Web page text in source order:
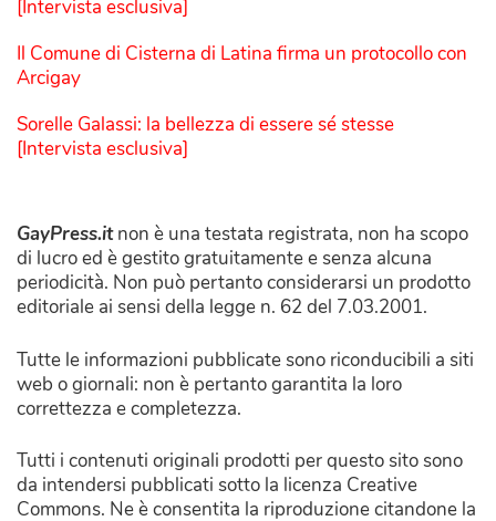
[Intervista esclusiva]
Il Comune di Cisterna di Latina firma un protocollo con
Arcigay
Sorelle Galassi: la bellezza di essere sé stesse
[Intervista esclusiva]
GayPress.itnon è una testata registrata, non ha scopo
di lucro ed è gestito gratuitamente e senza alcuna
periodicità. Non può pertanto considerarsi un prodotto
editoriale ai sensi della legge n. 62 del 7.03.2001.
Tutte le informazioni pubblicate sono riconducibili a siti
web o giornali: non è pertanto garantita la loro
correttezza e completezza.
Tutti i contenuti originali prodotti per questo sito sono
da intendersi pubblicati sotto la licenza Creative
Commons. Ne è consentita la riproduzione citandone la